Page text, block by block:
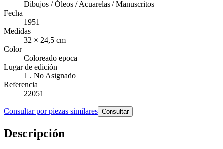
Dibujos / Óleos / Acuarelas / Manuscritos
Fecha
1951
Medidas
32 × 24,5 cm
Color
Coloreado epoca
Lugar de edición
1 . No Asignado
Referencia
22051
Consultar por piezas similares Consultar
Descripción